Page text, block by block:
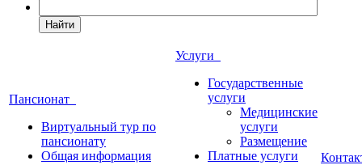
Найти
Пансионат
Виртуальный тур по
пансионату
Общая информация
Услуги
Государственные
услуги
Медицинские
услуги
Размещение
Платные услуги